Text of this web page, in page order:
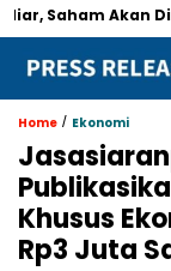
Saham Akan
Home / Ekonomi
Khusus
Rp3 Juta